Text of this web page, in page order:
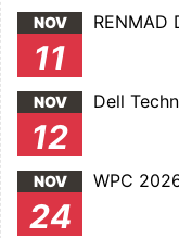
NOV
11
RENMAD
NOV
12
Dell
NOV
24
WPC